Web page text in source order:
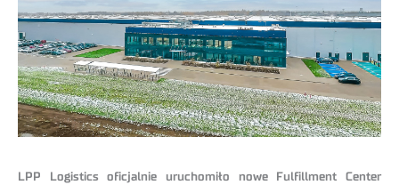
LPP Logistics oficjalnie uruchomiło nowe Fulfillment Center